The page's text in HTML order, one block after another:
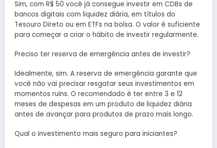
Sim, com R$ 50 você já consegue investir em CDBs de
bancos digitais com liquidez diária, em títulos do
Tesouro Direto ou em ETFs na bolsa. O valor é suficiente
para começar a criar o hábito de investir regularmente.
Preciso ter reserva de emergência antes de investir?
Idealmente, sim. A reserva de emergência garante que
você não vai precisar resgatar seus investimentos em
momentos ruins. O recomendado é ter entre 3 e 12
meses de despesas em um produto de liquidez diária
antes de avançar para produtos de prazo mais longo.
Qual o investimento mais seguro para iniciantes?